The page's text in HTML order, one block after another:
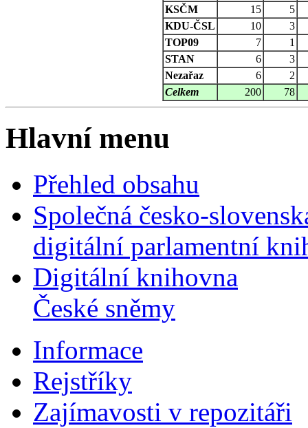
KSČM
15
5
KDU-ČSL
10
3
TOP09
7
1
STAN
6
3
Nezařaz
6
2
Celkem
200 78
Hlavní menu
Přehled obsahu
Společná česko-
digitální parlamentní
Digitální knihovna
České sněmy
Informace
Rejstříky
Zajímavosti v repozitáři